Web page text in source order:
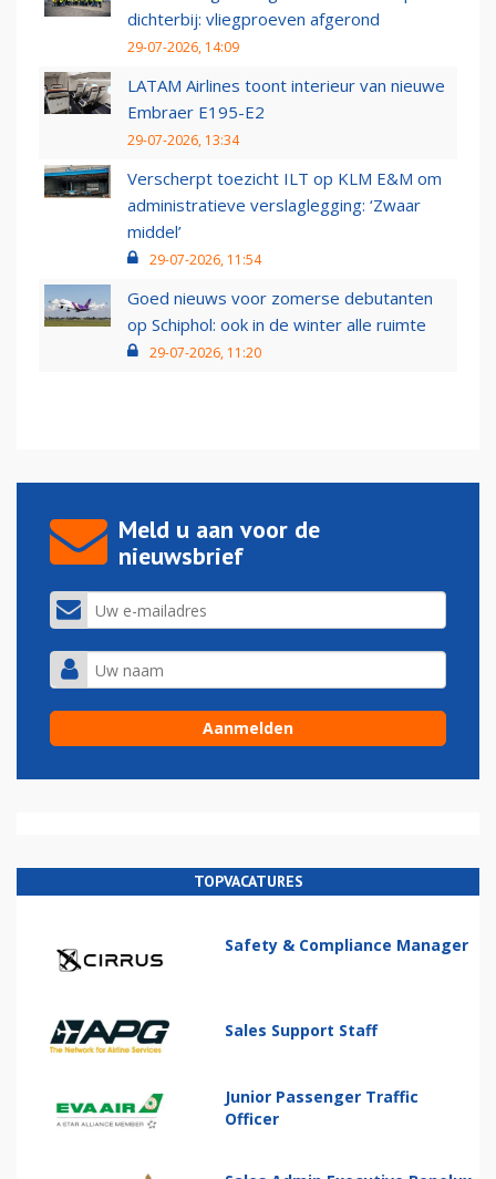
dichterbij: vliegproeven afgerond
29-07-2026, 14:09
LATAM Airlines toont interieur van nieuwe
Embraer E195-E2
29-07-2026, 13:34
Verscherpt toezicht ILT op KLM E&M om
administratieve verslaglegging: ‘Zwaar
middel’
29-07-2026, 11:54
Goed nieuws voor zomerse debutanten
op Schiphol: ook in de winter alle ruimte
29-07-2026, 11:20
Meld u aan voor de
nieuwsbrief
TOPVACATURES
Safety & Compliance Manager
Sales Support Staff
Junior Passenger Traffic
Officer